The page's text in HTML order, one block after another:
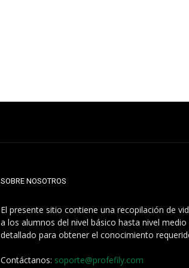
SOBRE NOSOTROS
El presente sitio contiene una recopilación de
a los alumnos del nivel básico hasta nivel
detallado para obtener el conocimiento
Contáctanos: soporte@profefily.com